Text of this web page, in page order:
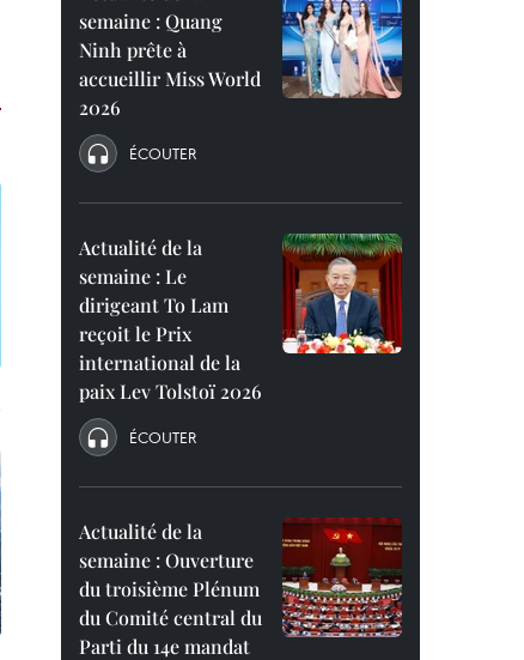
semaine : Quang
Ninh prête à
accueillir Miss World
2026
ÉCOUTER
Actualité de la
semaine : Le
dirigeant To Lam
reçoit le Prix
international de la
paix Lev Tolstoï 2026
ÉCOUTER
Actualité de la
semaine : Ouverture
du troisième Plénum
du Comité central du
Parti du 14e mandat